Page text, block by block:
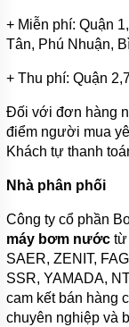
+ Miễn phí: Quận
Tân, Phú Nhuận,
+ Thu phí: Quận
Đối với đơn hàng
điểm người mua
Khách tự thanh
Nhà phân phối
Công ty cổ phần
máy bơm nước từ
SAER, ZENIT,
SSR, YAMADA,
cam kết bán hàng
chuyên nghiệp và